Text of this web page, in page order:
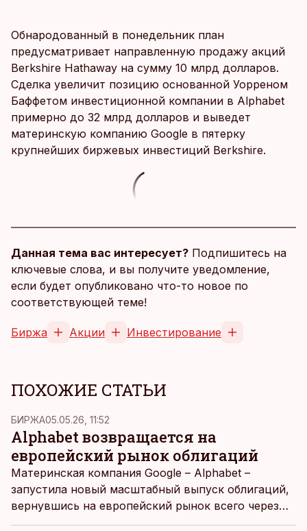
Обнародованный в понедельник план
предусматривает направленную продажу акций
Berkshire Hathaway на сумму 10 млрд долларов.
Сделка увеличит позицию основанной Уорреном
Баффетом инвестиционной компании в Alphabet
примерно до 32 млрд долларов и выведет
материнскую компанию Google в пятерку
крупнейших биржевых инвестиций Berkshire.
Данная тема вас интересует? Подпишитесь на
ключевые слова, и вы получите уведомление,
если будет опубликовано что-то новое по
соответствующей теме!
Биржа Акции Инвестирование
ПОХОЖИЕ СТАТЬИ
БИРЖА05.05.26, 11:52
Alphabet возвращается на
европейский рынок облигаций
Материнская компания Google – Alphabet –
запустила новый масштабный выпуск облигаций,
вернувшись на европейский рынок всего через
несколько месяцев после продажи облигаций в